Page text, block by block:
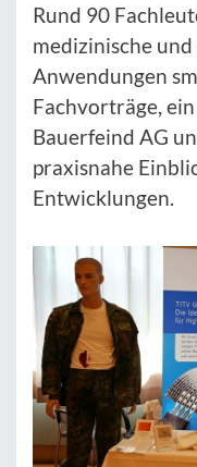
Rund 90
medizinische
Anwendungen
Fachvorträge,
Bauerfeind AG
praxisnahe
Entwicklungen.